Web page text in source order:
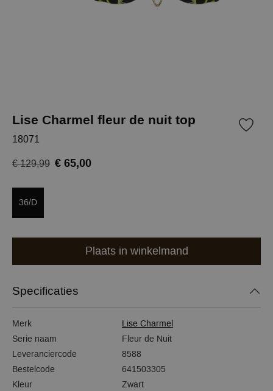
Lise Charmel fleur de nuit top
18071
€ 129,99 € 65,00
36/D
Plaats in winkelmand
Specificaties
Merk
Lise Charmel
Serie naam
Fleur de Nuit
Leveranciercode
8588
Bestelcode
641503305
Kleur
Zwart